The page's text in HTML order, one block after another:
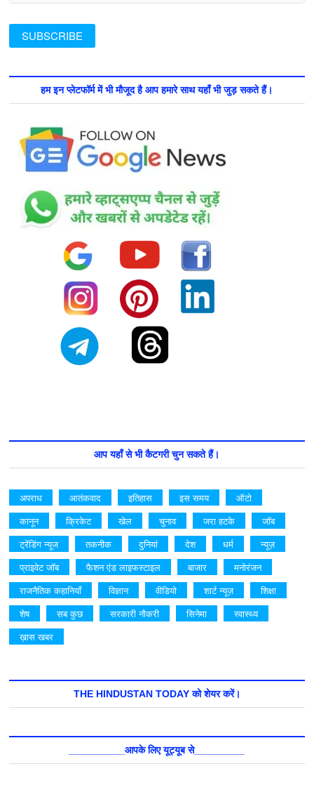
हम इन प्लेटफॉर्म में भी मौजूद है आप हमारे साथ यहाँ भी जुड़ सकते हैं।
आप यहाँ से भी कैटगरी चुन सकते हैं।
अपराध आतंकवाद इतिहास इस समय
ऑटो
कानून
क्रिकेट खेल चुनाव जरा हटके
जॉब
ट्रेंडिंग न्यूज
तकनीक दुनियां देश धर्म
न्यूज़
प्राइवेट जॉब
फैशन एंड लाइफस्टाइल बाजार
मनोरंजन
राजनैतिक कहानियाँ
विज्ञान वीडियो शार्ट न्यूज़
शिक्षा
शेष
सब कुछ सरकारी नौकरी सिनेमा
स्वास्थ्य
ख़ास खबर
THE HINDUSTAN TODAY को शेयर करें।
__________आपके लिए यूट्यूब से_________